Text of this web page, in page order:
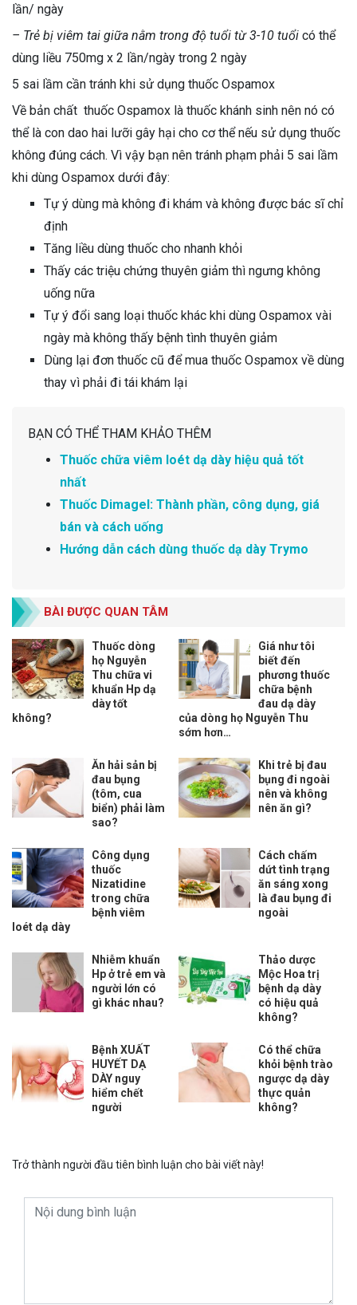
lần/ ngày
– Trẻ bị viêm tai giữa nằm trong độ tuổi từ 3-10 tuổi có thể
dùng liều 750mg x 2 lần/ngày trong 2 ngày
5 sai lầm cần tránh khi sử dụng thuốc Ospamox
Về bản chất thuốc Ospamox là thuốc khánh sinh nên nó có
thể là con dao hai lưỡi gây hại cho cơ thể nếu sử dụng thuốc
không đúng cách. Vì vậy bạn nên tránh phạm phải 5 sai lầm
khi dùng Ospamox dưới đây:
Tự ý dùng mà không đi khám và không được bác sĩ chỉ
định
Tăng liều dùng thuốc cho nhanh khỏi
Thấy các triệu chứng thuyên giảm thì ngưng không
uống nữa
Tự ý đổi sang loại thuốc khác khi dùng Ospamox vài
ngày mà không thấy bệnh tình thuyên giảm
Dùng lại đơn thuốc cũ để mua thuốc Ospamox về dùng
thay vì phải đi tái khám lại
BẠN CÓ THỂ THAM KHẢO THÊM
Thuốc chữa viêm loét dạ dày hiệu quả tốt
nhất
Thuốc Dimagel: Thành phần, công dụng, giá
bán và cách uống
Hướng dẫn cách dùng thuốc dạ dày Trymo
BÀI ĐƯỢC QUAN TÂM
Thuốc dòng
họ Nguyễn
Thu chữa vi
khuẩn Hp dạ
dày tốt
không?
Giá như tôi
biết đến
phương thuốc
chữa bệnh
đau dạ dày
của dòng họ Nguyễn Thu
sớm hơn…
Ăn hải sản bị
đau bụng
(tôm, cua
biển) phải làm
sao?
Khi trẻ bị đau
bụng đi ngoài
nên và không
nên ăn gì?
Công dụng
thuốc
Nizatidine
trong chữa
bệnh viêm
loét dạ dày
Cách chấm
dứt tình trạng
ăn sáng xong
là đau bụng đi
ngoài
Nhiễm khuẩn
Hp ở trẻ em và
người lớn có
gì khác nhau?
Thảo dược
Mộc Hoa trị
bệnh dạ dày
có hiệu quả
không?
Bệnh XUẤT
HUYẾT DẠ
DÀY nguy
hiểm chết
người
Có thể chữa
khỏi bệnh trào
ngược dạ dày
thực quản
không?
Trở thành người đầu tiên bình luận cho bài viết này!